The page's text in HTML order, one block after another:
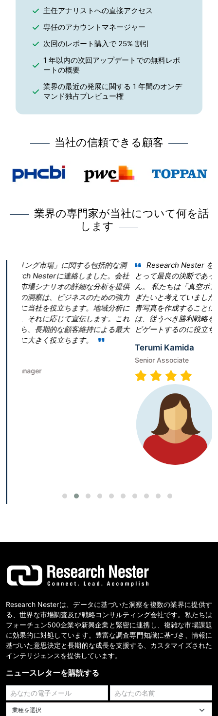
主任アナリストへの直接アクセス
専任のアカウントマネージャー
次回のレポート購入で 25% 割引
1 年以内の次回アップデートでの無料レポ
ートの概要
業界の最近の発展に関する 1 年間のオンデ
マンド独占プレビュー権
当社の信頼できる顧客
業界の専門家が当社について何を話
します
る包括的な洞
ました。会社
な分析を提供
のための強力
。地域分析に
します。これ
持による最大
Research Nester を選択したことが当社の
とって最良の決断であったと言っても過言では
ん。 私たちは「真空ポンプ市場」という領域で
ぎたいと考えていました。しかし、当社は効果
青写真を作成することに戸惑いました。
は、従うべき勝利戦略を構築することで、成功
ビゲートするのに役立ちました。
Research Nesterは、データに基づいた洞察を複数の業界に提供す
る、世界な市場調査及び戦略コンサルティング会社です。私たちは
フォーチュン500企業や新興企業と緊密に連携し、複雑な市場課題
に効果的に対処しています。豊富な調査専門知識に基づき、情報に
基づいた意思決定と長期的な成長を支援する、カスタマイズされた
インテリジェンスを提供しています。
ニュースレターを購読する
業種を選択してください